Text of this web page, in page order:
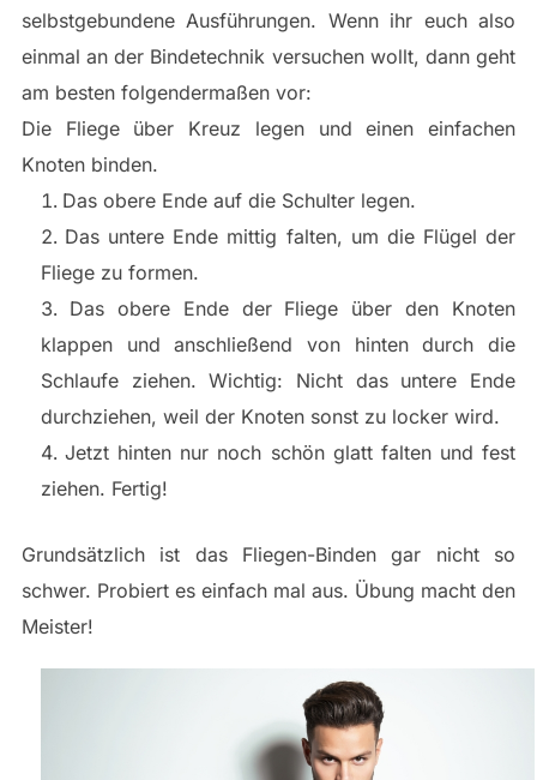
selbstgebundene Ausführungen. Wenn ihr euch also
einmal an der Bindetechnik versuchen wollt, dann geht
am besten folgendermaßen vor:
Die Fliege über Kreuz legen und einen einfachen
Knoten binden.
Das obere Ende auf die Schulter legen.
Das untere Ende mittig falten, um die Flügel der
Fliege zu formen.
Das obere Ende der Fliege über den Knoten
klappen und anschließend von hinten durch die
Schlaufe ziehen. Wichtig: Nicht das untere Ende
durchziehen, weil der Knoten sonst zu locker wird.
Jetzt hinten nur noch schön glatt falten und fest
ziehen. Fertig!
Grundsätzlich ist das Fliegen-Binden gar nicht so
schwer. Probiert es einfach mal aus. Übung macht den
Meister!